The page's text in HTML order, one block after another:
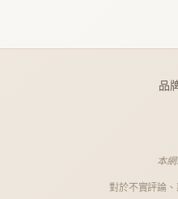
品
本
對於不實評論